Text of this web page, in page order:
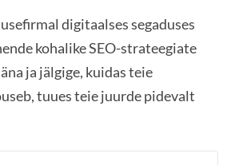
digitaalses segaduses
kohalike SEO-strateegiate
ja jälgige, kuidas teie
tuues teie juurde pidevalt